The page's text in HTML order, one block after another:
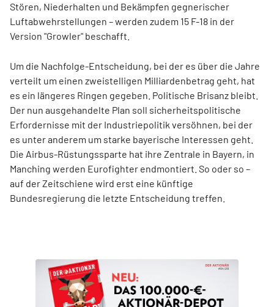
Stören, Niederhalten und Bekämpfen gegnerischer
Luftabwehrstellungen – werden zudem 15 F-18 in der
Version "Growler" beschafft.
Um die Nachfolge-Entscheidung, bei der es über die Jahre
verteilt um einen zweistelligen Milliardenbetrag geht, hat
es ein längeres Ringen gegeben. Politische Brisanz bleibt.
Der nun ausgehandelte Plan soll sicherheitspolitische
Erfordernisse mit der Industriepolitik versöhnen, bei der
es unter anderem um starke bayerische Interessen geht.
Die Airbus-Rüstungssparte hat ihre Zentrale in Bayern, in
Manching werden Eurofighter endmontiert. So oder so –
auf der Zeitschiene wird erst eine künftige
Bundesregierung die letzte Entscheidung treffen.